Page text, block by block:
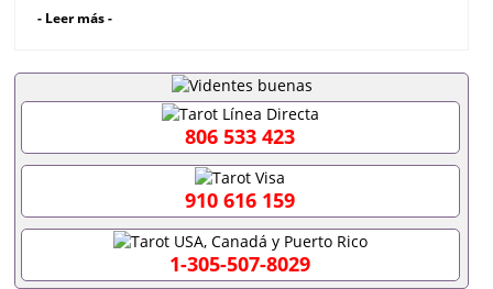
凭办理英国文凭办理加拿大文凭办理德国文凭 一、快
+教育部认证,录取通知书，雅思。（全套留学回国必
备证明材料，给父母及亲朋好友一份完美交代）；
2、雅思、托福，OFFER，在读证明，学生卡等留学
相关材料（申请学校、转学，甚至是申请工签都可以
用到）。 注：上述材料，随时都可以安排办理，毕业
证成绩单，学校，专业，学位，毕业时间都可以根据
客户要求安排。 国内找工作假的毕业证可以用吗
551190476假的毕业证成绩单可以办学历认证吗
551190476要定居国外需要办理什么材料551190476
入职事业单位/国企假的毕业证会查吗551190476入职
国企/事业单位需要些什么材料551190476办理假毕业
- Leer más -
806 533 423
910 616 159
1-305-507-8029